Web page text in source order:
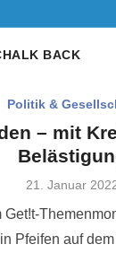
BACK
Politik &
– mit
Veröffentlicht
21. Januar
Get!t-
Pfeifen auf